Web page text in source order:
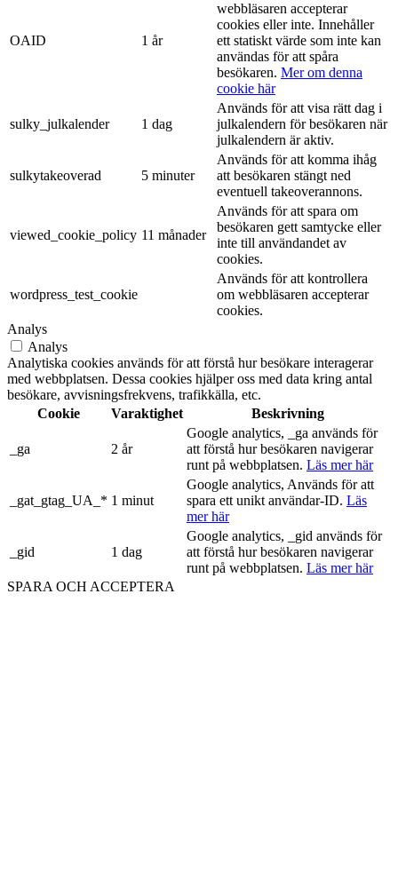
OAID 1 år
webbläsaren accepterar
cookies eller inte. Innehåller
ett statiskt värde som inte kan
användas för att spåra
besökaren. Mer om denna
cookie här
sulky_julkalender 1 dag
Används för att visa rätt dag i
julkalendern för besökaren när
julkalendern är aktiv.
sulkytakeoverad 5 minuter
Används för att komma ihåg
att besökaren stängt ned
eventuell takeoverannons.
viewed_cookie_policy 11 månader
Används för att spara om
besökaren gett samtycke eller
inte till användandet av
cookies.
wordpress_test_cookie
Används för att kontrollera
om webbläsaren accepterar
cookies.
Analys
Analys
Analytiska cookies används för att förstå hur besökare interagerar
med webbplatsen. Dessa cookies hjälper oss med data kring antal
besökare, avvisningsfrekvens, trafikkälla, etc.
Cookie
Varaktighet Beskrivning
_ga 2 år
Google analytics, _ga används för
att förstå hur besökaren navigerar
runt på webbplatsen. Läs mer här
_gat_gtag_UA_* 1 minut
Google analytics, Används för att
spara ett unikt användar-ID. Läs
mer här
_gid 1 dag
Google analytics, _gid används för
att förstå hur besökaren navigerar
runt på webbplatsen. Läs mer här
SPARA OCH ACCEPTERA